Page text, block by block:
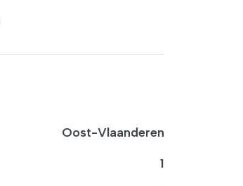
Oost-Vlaanderen
1